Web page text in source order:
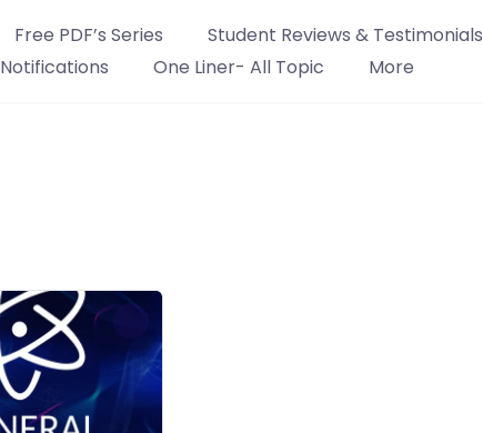
Free PDF’s Series Student Reviews & Testimonials
Notifications One Liner- All Topic More